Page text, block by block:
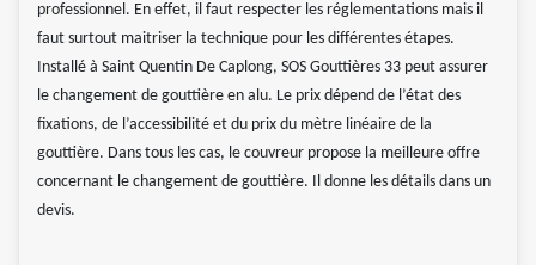
professionnel. En effet, il faut respecter les réglementations mais il
faut surtout maitriser la technique pour les différentes étapes.
Installé à Saint Quentin De Caplong, SOS Gouttières 33 peut assurer
le changement de gouttière en alu. Le prix dépend de l’état des
fixations, de l’accessibilité et du prix du mètre linéaire de la
gouttière. Dans tous les cas, le couvreur propose la meilleure offre
concernant le changement de gouttière. Il donne les détails dans un
devis.